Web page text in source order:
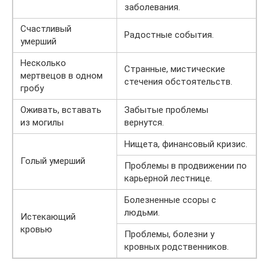
заболевания.
Счастливый
умерший
Радостные события.
Несколько
мертвецов в одном
гробу
Странные, мистические
стечения обстоятельств.
Оживать, вставать
из могилы
Забытые проблемы
вернутся.
Голый умерший
Нищета, финансовый кризис.
Проблемы в продвижении по
карьерной лестнице.
Истекающий
кровью
Болезненные ссоры с
людьми.
Проблемы, болезни у
кровных родственников.